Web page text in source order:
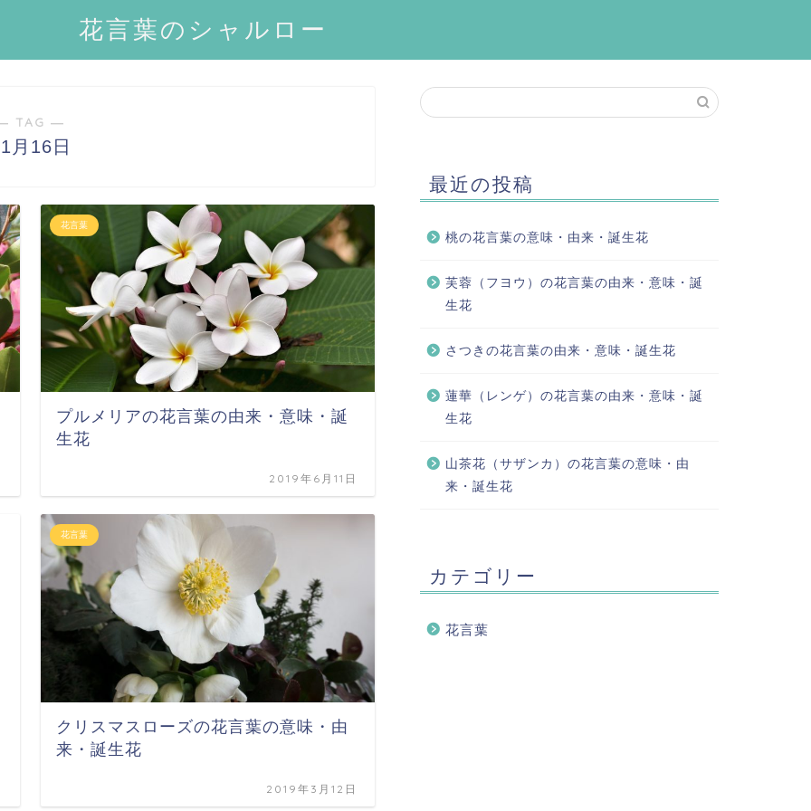
花言葉のシャルロー
TAG ―
月16日
花言葉
プルメリアの花言葉の由来・意味・誕
生花
2019年6月11日
花言葉
クリスマスローズの花言葉の意味・由
来・誕生花
2019年3月12日
最近の投稿
桃の花言葉の意味・由来・誕生花
芙蓉（フヨウ）の花言葉の由来・意味・誕
生花
さつきの花言葉の由来・意味・誕生花
蓮華（レンゲ）の花言葉の由来・意味・誕
生花
山茶花（サザンカ）の花言葉の意味・由
来・誕生花
カテゴリー
花言葉